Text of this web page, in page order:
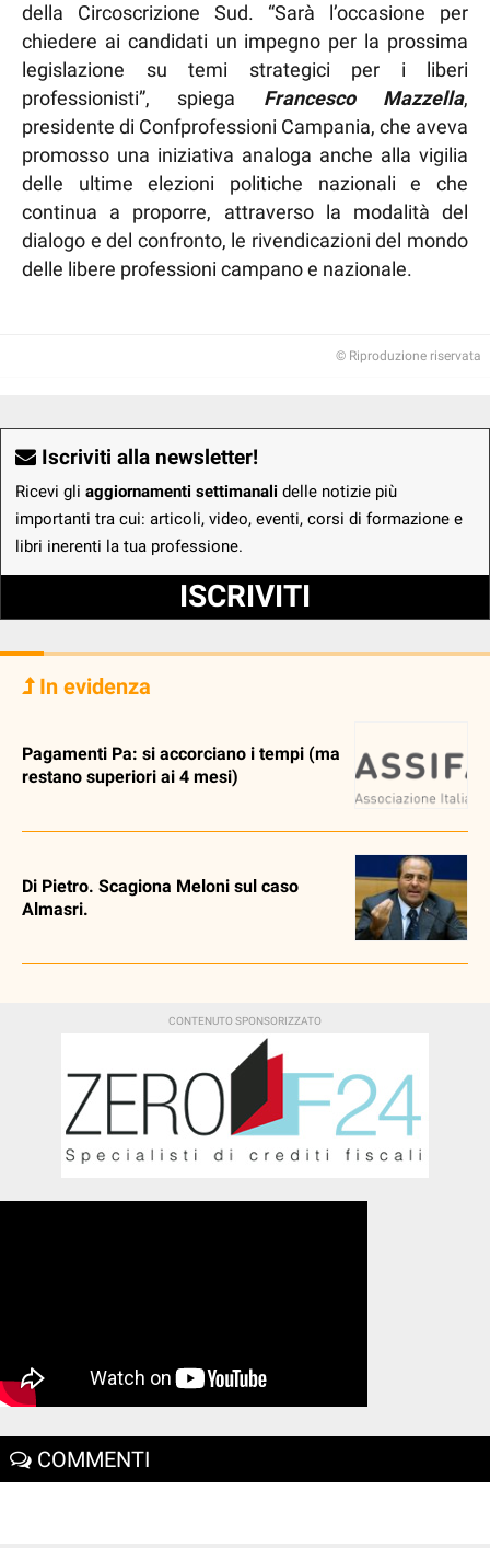
della Circoscrizione Sud. “Sarà l’occasione per
chiedere ai candidati un impegno per la prossima
legislazione su temi strategici per i liberi
professionisti”, spiega Francesco Mazzella,
presidente di Confprofessioni Campania, che aveva
promosso una iniziativa analoga anche alla vigilia
delle ultime elezioni politiche nazionali e che
continua a proporre, attraverso la modalità del
dialogo e del confronto, le rivendicazioni del mondo
delle libere professioni campano e nazionale.
© Riproduzione riservata
Iscriviti alla newsletter!
Ricevi gli aggiornamenti settimanali delle notizie più
importanti tra cui: articoli, video, eventi, corsi di formazione e
libri inerenti la tua professione.
ISCRIVITI
In evidenza
Pagamenti Pa: si accorciano i tempi (ma
restano superiori ai 4 mesi)
Di Pietro. Scagiona Meloni sul caso
Almasri.
COMMENTI